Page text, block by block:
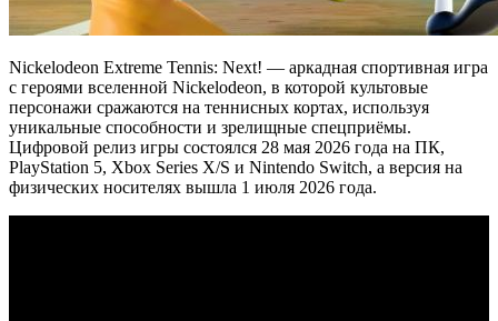
Nickelodeon Extreme Tennis: Next! — аркадная спортивная игра
с героями вселенной Nickelodeon, в которой культовые
персонажи сражаются на теннисных кортах, используя
уникальные способности и зрелищные спецприёмы.
Цифровой релиз игры состоялся 28 мая 2026 года на ПК,
PlayStation 5, Xbox Series X/S и Nintendo Switch, а версия на
физических носителях вышла 1 июля 2026 года.